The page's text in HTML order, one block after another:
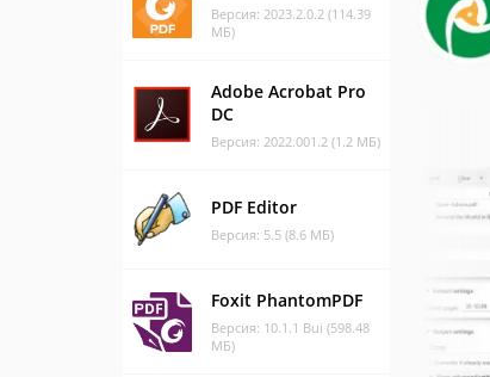
Версия: 2023.2.0.2 (114.39
МБ)
Adobe Acrobat Pro
DC
Версия: 2022.001.2 (1.2 МБ)
PDF Editor
Версия: 5.5 (8.6 МБ)
Foxit PhantomPDF
Версия: 10.1.1 Bui (598.48
МБ)